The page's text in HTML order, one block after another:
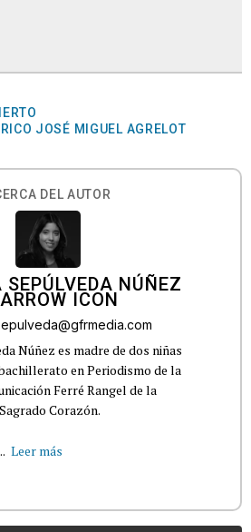
JOSÉ MIGUEL AGRELOT
DEL AUTOR
SEPÚLVEDA NÚÑEZ
Núñez es madre de dos niñas
en Periodismo de la
Ferré Rangel de la
Corazón.
Leer más